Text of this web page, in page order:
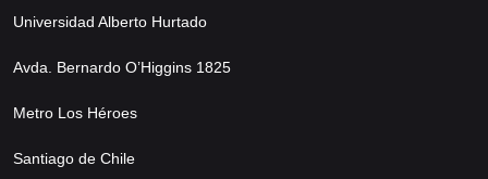
Universidad Alberto Hurtado
Avda. Bernardo O’Higgins 1825
Metro Los Héroes
Santiago de Chile